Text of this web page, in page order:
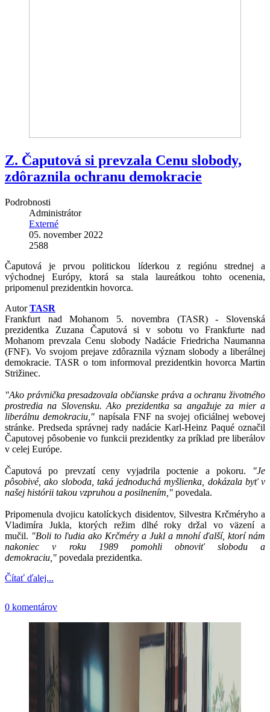
Z. Čaputová si prevzala Cenu slobody,
zdôraznila ochranu demokracie
Podrobnosti
Administrátor
Externé
05. november 2022
2588
Čaputová je prvou politickou líderkou z regiónu strednej a
východnej Európy, ktorá sa stala laureátkou tohto ocenenia,
pripomenul prezidentkin hovorca.
AutorTASR
Frankfurt nad Mohanom 5. novembra (TASR) - Slovenská
prezidentka Zuzana Čaputová si v sobotu vo Frankfurte nad
Mohanom prevzala Cenu slobody Nadácie Friedricha Naumanna
(FNF). Vo svojom prejave zdôraznila význam slobody a liberálnej
demokracie. TASR o tom informoval prezidentkin hovorca Martin
Strižinec.
"Ako právnička presadzovala občianske práva a ochranu životného
prostredia na Slovensku. Ako prezidentka sa angažuje za mier a
liberálnu demokraciu," napísala FNF na svojej oficiálnej webovej
stránke. Predseda správnej rady nadácie Karl-Heinz Paqué označil
Čaputovej pôsobenie vo funkcii prezidentky za príklad pre liberálov
v celej Európe.
Čaputová po prevzatí ceny vyjadrila poctenie a pokoru.
"Je
pôsobivé, ako sloboda, taká jednoduchá myšlienka, dokázala byť v
našej histórii takou vzpruhou a posilnením," povedala.
Pripomenula dvojicu katolíckych disidentov, Silvestra Krčméryho a
Vladimíra Jukla, ktorých režim dlhé roky držal vo väzení a
mučil. "Boli to ľudia ako Krčméry a Jukl a mnohí ďalší, ktorí nám
nakoniec v roku 1989 pomohli obnoviť slobodu a
demokraciu," povedala prezidentka.
Čítať ďalej...
0 komentárov